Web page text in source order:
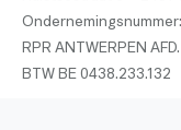
RPR ANTWERPEN
BTW BE 0438.233.132